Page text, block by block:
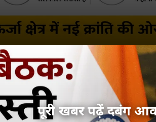
पूरी खबर पढ़ें दबंग